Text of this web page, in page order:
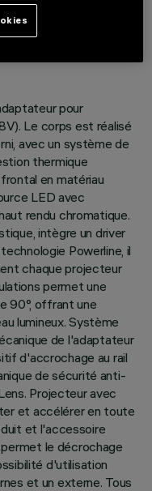
pour
Le corps est réalisé
avec un système de
thermique
en matériau
LED avec
rendu chromatique.
intègre un driver
Powerline, il
chaque projecteur
permet une
90°, offrant une
lumineux. Système
de l'adaptateur
d'accrochage au rail
de sécurité anti-
Projecteur avec
et accélérer en toute
et l'accessoire
le décrochage
d'utilisation
et un externe. Tous